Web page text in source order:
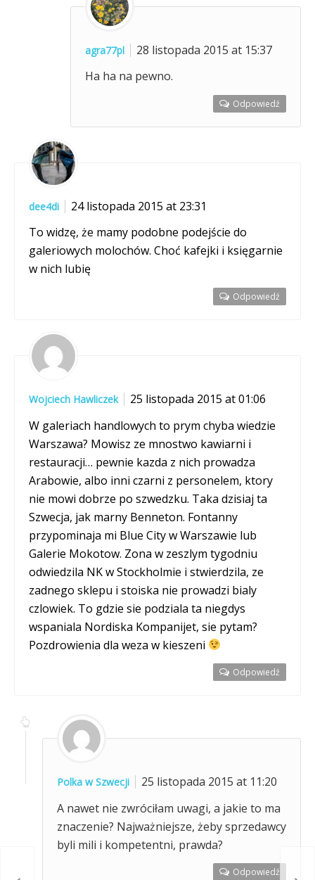
agra77pl
28 listopada 2015 at 15:37
Ha ha na pewno.
Odpowiedź
dee4di
24 listopada 2015 at 23:31
To widzę, że mamy podobne podejście do
galeriowych molochów. Choć kafejki i księgarnie
w nich lubię
Odpowiedź
Wojciech Hawliczek
25 listopada 2015 at 01:06
W galeriach handlowych to prym chyba wiedzie
Warszawa? Mowisz ze mnostwo kawiarni i
restauracji… pewnie kazda z nich prowadza
Arabowie, albo inni czarni z personelem, ktory
nie mowi dobrze po szwedzku. Taka dzisiaj ta
Szwecja, jak marny Benneton. Fontanny
przypominaja mi Blue City w Warszawie lub
Galerie Mokotow. Zona w zeszlym tygodniu
odwiedzila NK w Stockholmie i stwierdzila, ze
zadnego sklepu i stoiska nie prowadzi bialy
czlowiek. To gdzie sie podziala ta niegdys
wspaniala Nordiska Kompanijet, sie pytam?
Pozdrowienia dla weza w kieszeni
Odpowiedź
Polka w Szwecji
25 listopada 2015 at 11:20
A nawet nie zwróciłam uwagi, a jakie to ma
znaczenie? Najważniejsze, żeby sprzedawcy
byli mili i kompetentni, prawda?
Odpowiedź